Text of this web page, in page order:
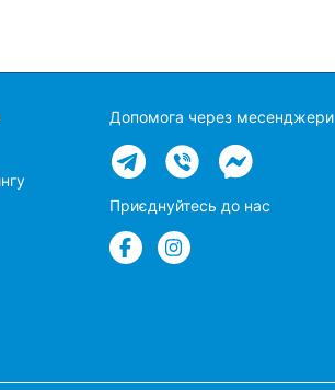
Допомога через месенджери
Приєднуйтесь до нас